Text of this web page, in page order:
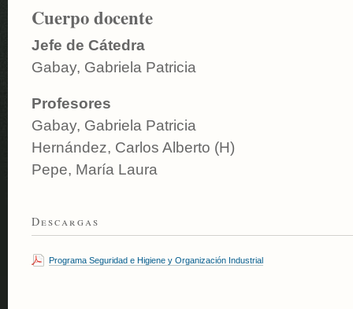
Cuerpo docente
Jefe de Cátedra
Gabay, Gabriela Patricia
Profesores
Gabay, Gabriela Patricia
Hernández, Carlos Alberto (H)
Pepe, María Laura
Descargas
Programa Seguridad e Higiene y Organización Industrial